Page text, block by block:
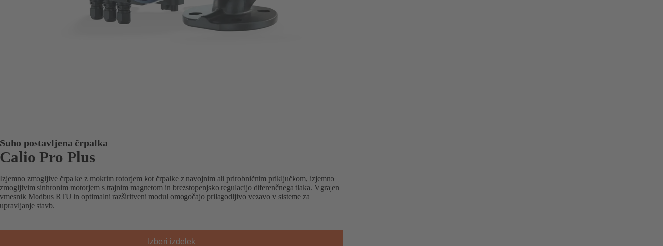
Suho postavljena črpalka
Calio Pro Plus
Izjemno zmogljive črpalke z mokrim rotorjem kot črpalke z navojnim ali prirobničnim priključkom, izjemno
zmogljivim sinhronim motorjem s trajnim magnetom in brezstopenjsko regulacijo diferenčnega tlaka. Vgrajen
vmesnik Modbus RTU in optimalni razširitveni modul omogočajo prilagodljivo vezavo v sisteme za
upravljanje stavb.
Izberi izdelek